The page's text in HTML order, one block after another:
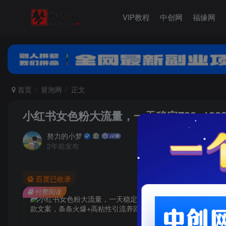
VIP教程 中创网 福缘网
首页 冒泡网 正文
小红书女色粉大流量，一天稳定
努力的小梦
2年前发布
百度已收录
付费阅读